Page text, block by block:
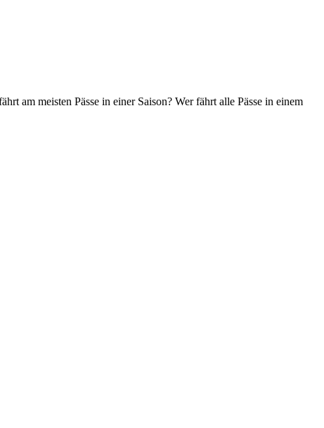
am meisten Pässe in einer Saison? Wer fährt alle Pässe in einem